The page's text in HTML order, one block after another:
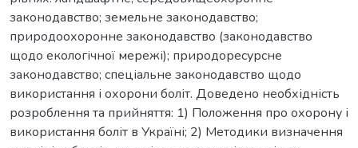
законодавство; земельне законодавство;
природоохоронне законодавство (законодавство
щодо екологічної мережі); природоресурсне
законодавство; спеціальне законодавство щодо
використання і охорони боліт. Доведено необхідність
розроблення та прийняття: 1) Положення про охорону і
використання боліт в Україні; 2) Методики визначення